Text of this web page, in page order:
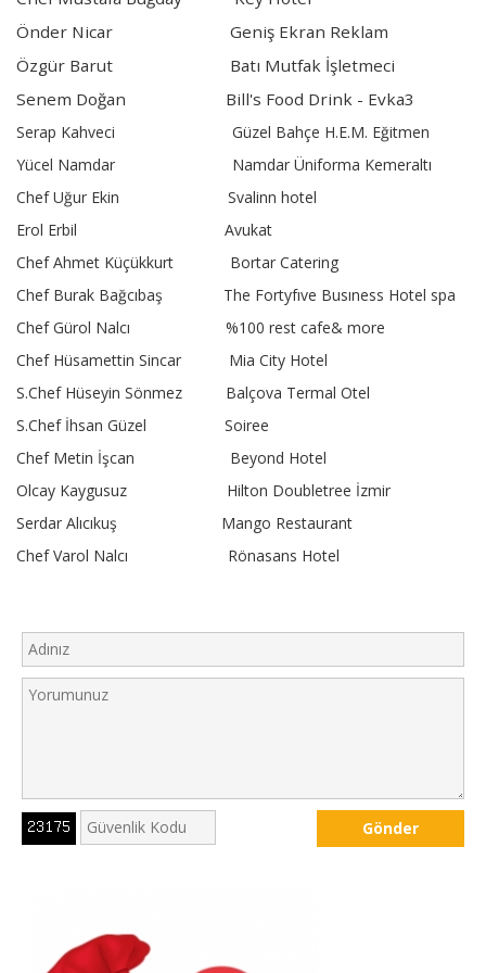
Önder Nicar Geniş Ekran Reklam
Özgür Barut Batı Mutfak İşletmeci
Senem Doğan Bill's Food Drink - Evka3
Serap Kahveci Güzel Bahçe H.E.M. Eğitmen
Yücel Namdar Namdar Üniforma Kemeraltı
Chef Uğur Ekin Svalinn hotel
Erol Erbil Avukat
Chef Ahmet Küçükkurt Bortar Catering
Chef Burak Bağcıbaş The Fortyfıve Busıness Hotel spa
Chef Gürol Nalcı %100 rest cafe& more
Chef Hüsamettin Sincar Mia City Hotel
S.Chef Hüseyin Sönmez Balçova Termal Otel
S.Chef İhsan Güzel Soiree
Chef Metin İşcan Beyond Hotel
Olcay Kaygusuz Hilton Doubletree İzmir
Serdar Alıcıkuş Mango Restaurant
Chef Varol Nalcı Rönasans Hotel
Gönder